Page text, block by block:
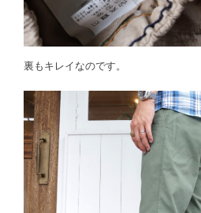
裏もキレイなのです。